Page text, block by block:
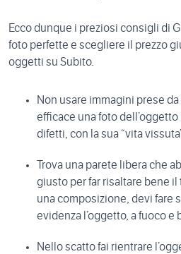
Ecco dunque i preziosi consigli di
foto perfette e scegliere il prezzo
oggetti su Subito.
Non usare immagini prese
efficace una foto
difetti, con la sua “vita
Trova una parete libera che
giusto per far risaltare bene
una composizione, devi fare
evidenza l’oggetto, a fuoco e
Nello scatto fai rientrare